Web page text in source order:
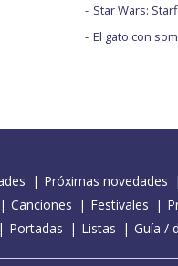
Star Wars:
El gato con
Próximas novedades
Canciones Festivales
Portadas Listas Guía /